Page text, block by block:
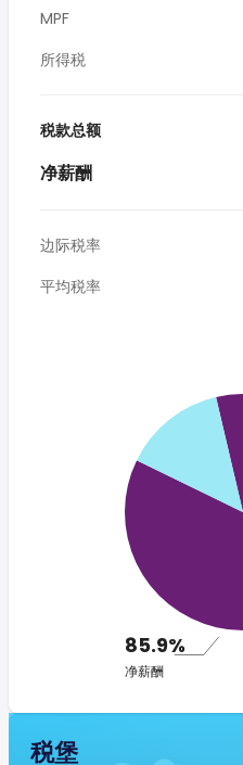
MPF
所得税
税款总额
净薪酬
边际税率
平均税率
85.9%
净薪酬
税堡